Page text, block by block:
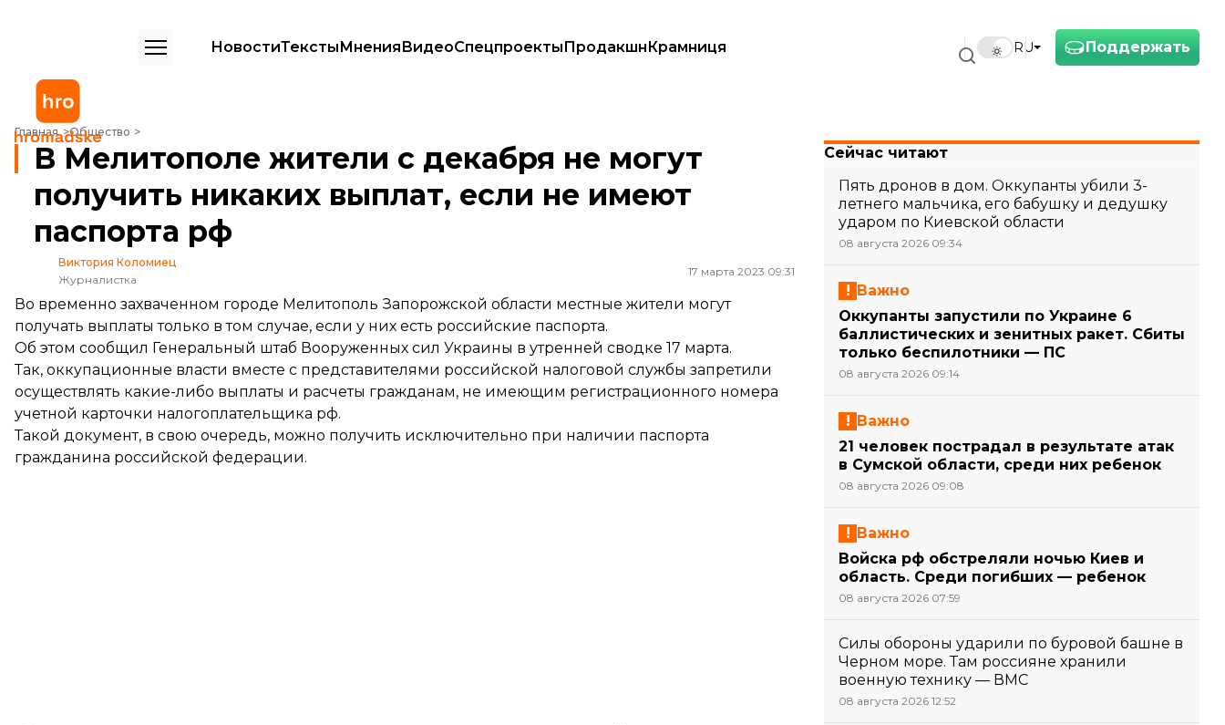
Поддержать
RU
НовостиТекстыМненияВидеоСпецпроектыПродакшнКрамниця
Главная Общество
В Мелитополе жители с декабря не могут получить никаких выплат, если не имеют паспорта рф
В Мелитополе жители с декабря не могут
получить никаких выплат, если не имеют
паспорта рф
Виктория Коломиец
Журналистка
17 марта 2023 09:31
Во временно захваченном городе Мелитополь Запорожской области местные жители могут
получать выплаты только в том случае, если у них есть российские паспорта.
Об этом сообщил Генеральный штаб Вооруженных сил Украины в утренней сводке 17 марта.
Так, оккупационные власти вместе с представителями российской налоговой службы запретили
осуществлять какие-либо выплаты и расчеты гражданам, не имеющим регистрационного номера
учетной карточки налогоплательщика рф.
Такой документ, в свою очередь, можно получить исключительно при наличии паспорта
гражданина российской федерации.
Сейчас читают
Пять дронов в дом. Оккупанты убили 3-
летнего мальчика, его бабушку и дедушку
ударом по Киевской области
08 августа 2026 09:34
Важно
Оккупанты запустили по Украине 6
баллистических и зенитных ракет. Сбиты
только беспилотники — ПС
08 августа 2026 09:14
Важно
21 человек пострадал в результате атак
в Сумской области, среди них ребенок
08 августа 2026 09:08
Важно
Войска рф обстреляли ночью Киев и
область. Среди погибших — ребенок
08 августа 2026 07:59
Силы обороны ударили по буровой башне в
Черном море. Там россияне хранили
военную технику — ВМС
08 августа 2026 12:52